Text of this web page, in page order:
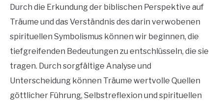
Durch die Erkundung der biblischen Perspektive auf
Träume und das Verständnis des darin verwobenen
spirituellen Symbolismus können wir beginnen, die
tiefgreifenden Bedeutungen zu entschlüsseln, die sie
tragen. Durch sorgfältige Analyse und
Unterscheidung können Träume wertvolle Quellen
göttlicher Führung, Selbstreflexion und spirituellen